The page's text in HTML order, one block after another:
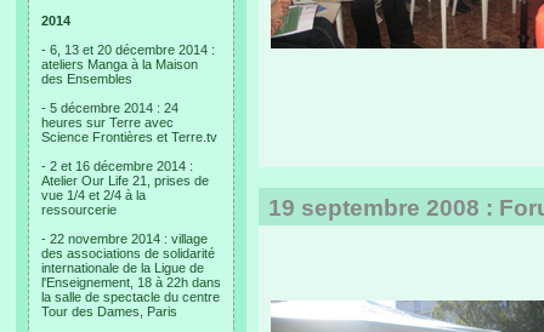
2014
- 6, 13 et 20 décembre 2014 :
ateliers Manga à la Maison
des Ensembles
- 5 décembre 2014 : 24
heures sur Terre avec
Science Frontières et Terre.tv
- 2 et 16 décembre 2014 :
Atelier Our Life 21, prises de
vue 1/4 et 2/4 à la
ressourcerie
- 22 novembre 2014 : village
des associations de solidarité
internationale de la Ligue de
l'Enseignement, 18 à 22h dans
la salle de spectacle du centre
Tour des Dames, Paris
19 septembre 2008 :